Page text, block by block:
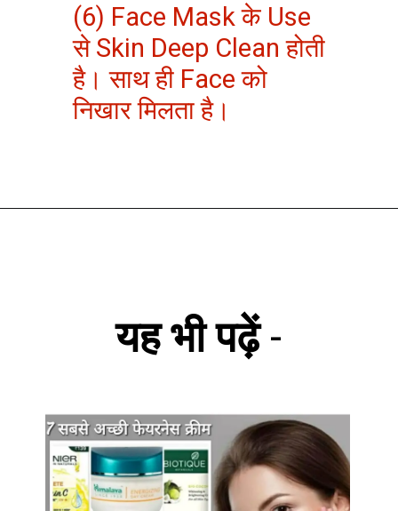
(6) Face Mask के Use
से Skin Deep Clean होती
है। साथ ही Face को
निखार मिलता है।
यह भी पढ़ें-